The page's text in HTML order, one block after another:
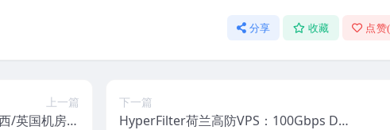
分享 收藏 点赞(
上一篇
/英国机房，
下一篇
HyperFilter荷兰高防VPS：100Gbps DD